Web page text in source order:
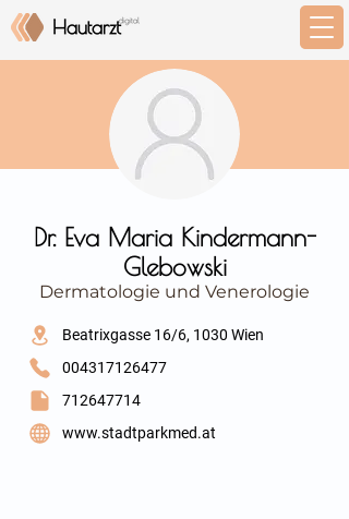
Dr. Eva Maria Kindermann-
Glebowski
Dermatologie und Venerologie
Beatrixgasse 16/6, 1030 Wien
004317126477
712647714
www.stadtparkmed.at